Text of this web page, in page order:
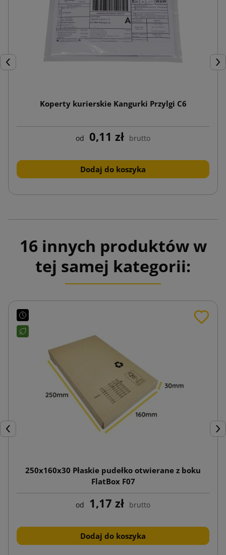
Poprzedni
Koperty kurierskie Kangurki Przylgi C6
od 0,11 zł brutto
Dodaj do koszyka
16 innych produktów w
tej samej kategorii:
Poprzedni
250x160x30 Płaskie pudełko otwierane z boku
FlatBox F07
od 1,17 zł brutto
Dodaj do koszyka